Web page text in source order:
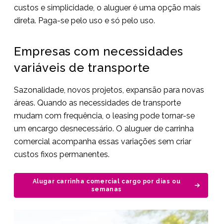
custos e simplicidade, o aluguer é uma opção mais
direta. Paga-se pelo uso e só pelo uso.
Empresas com necessidades
variáveis de transporte
Sazonalidade, novos projetos, expansão para novas
áreas. Quando as necessidades de transporte
mudam com frequência, o leasing pode tornar-se
um encargo desnecessário. O aluguer de carrinha
comercial acompanha essas variações sem criar
custos fixos permanentes.
Alugar carrinha comercial cargo por dias ou
semanas